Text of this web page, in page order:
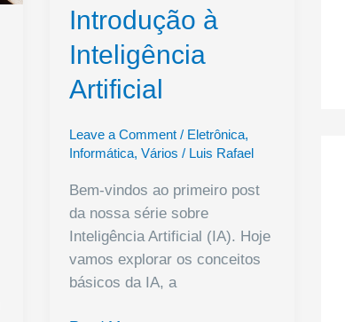
Introdução à
Inteligência
Artificial
Leave a Comment / Eletrônica,
Informática,Vários / Luis Rafael
Bem-vindos ao primeiro post
da nossa série sobre
Inteligência Artificial (IA). Hoje
vamos explorar os conceitos
básicos da IA, a